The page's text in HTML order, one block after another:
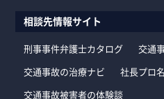
相談先情報サイト
刑事事件弁護士カタログ 交通
交通事故の治療ナビ 社長プロ
交通事故被害者の体験談